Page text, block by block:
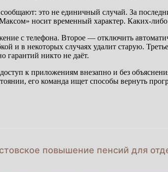
это не единичный случай. За
носит временный характер. Каких-
с телефона. Второе — отключить
и в некоторых случаях удалит старую.
гарантий никто не даёт.
к приложениям внезапно и без
его команда ищет способы вернуть
повышение пенсий для